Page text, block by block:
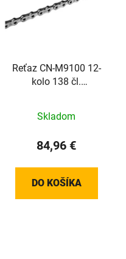
Reťaz CN-M9100 12-
kolo 138 čl.
Skladom
84,96 €
DO KOŠÍKA